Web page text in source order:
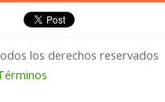
los derechos reservados